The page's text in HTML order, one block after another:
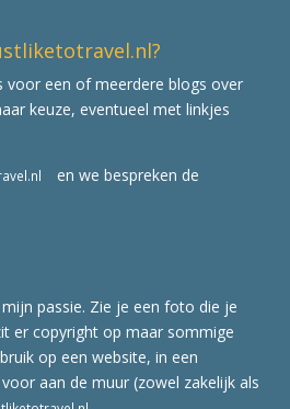
voor een of meerdere blogs over
keuze, eventueel met linkjes
en we bespreken de
passie. Zie je een foto die je
er copyright op maar sommige
op een website, in een
aan de muur (zowel zakelijk als